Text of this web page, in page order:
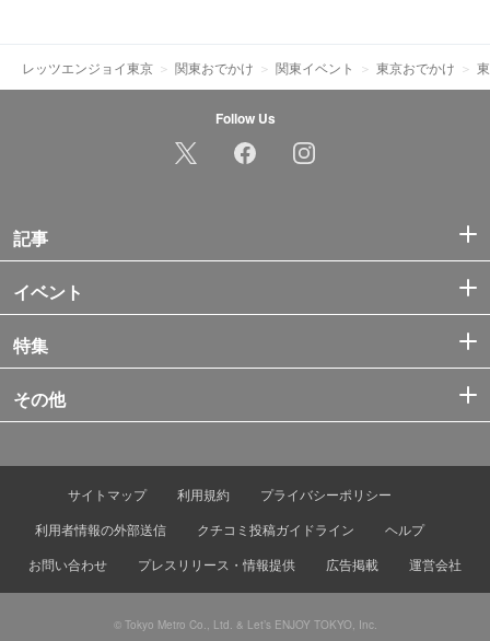
レッツエンジョイ東京 関東おでかけ 関東イベント 東京おでかけ
Follow Us
記事
イベント
特集
その他
サイトマップ 利用規約
プライバシーポリシー
利用者情報の外部送信
クチコミ投稿ガイドライン
ヘルプ
お問い合わせ
プレスリリース・情報提供 広告掲載 運営会社
© Tokyo Metro Co., Ltd. & Let’s ENJOY TOKYO, Inc.